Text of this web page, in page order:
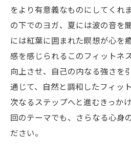
をより有意義なものにしてくれ
の下でのヨガ、夏には波の音を
には紅葉に囲まれた瞑想が心を
感を感じられるこのフィットネ
向上させ、自己の内なる強さを
通じて、自然と調和したフィッ
次なるステップへと進むきっか
回のテーマでも、さらなる心身
ださい。